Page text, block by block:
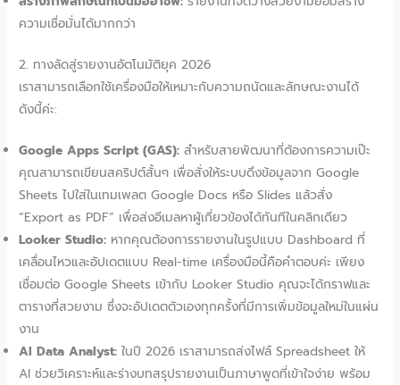
ความเชื่อมั่นได้มากกว่า
2. ทางลัดสู่รายงานอัตโนมัติยุค 2026
เราสามารถเลือกใช้เครื่องมือให้เหมาะกับความถนัดและลักษณะงานได้
ดังนี้ค่ะ:
Google Apps Script (GAS): สำหรับสายพัฒนาที่ต้องการความเป๊ะ
คุณสามารถเขียนสคริปต์สั้นๆ เพื่อสั่งให้ระบบดึงข้อมูลจาก Google
Sheets ไปใส่ในเทมเพลต Google Docs หรือ Slides แล้วสั่ง
“Export as PDF” เพื่อส่งอีเมลหาผู้เกี่ยวข้องได้ทันทีในคลิกเดียว
Looker Studio: หากคุณต้องการรายงานในรูปแบบ Dashboard ที่
เคลื่อนไหวและอัปเดตแบบ Real-time เครื่องมือนี้คือคำตอบค่ะ เพียง
เชื่อมต่อ Google Sheets เข้ากับ Looker Studio คุณจะได้กราฟและ
ตารางที่สวยงาม ซึ่งจะอัปเดตตัวเองทุกครั้งที่มีการเพิ่มข้อมูลใหม่ในแผ่น
งาน
AI Data Analyst: ในปี 2026 เราสามารถส่งไฟล์ Spreadsheet ให้
AI ช่วยวิเคราะห์และร่างบทสรุปรายงานเป็นภาษาพูดที่เข้าใจง่าย พร้อม